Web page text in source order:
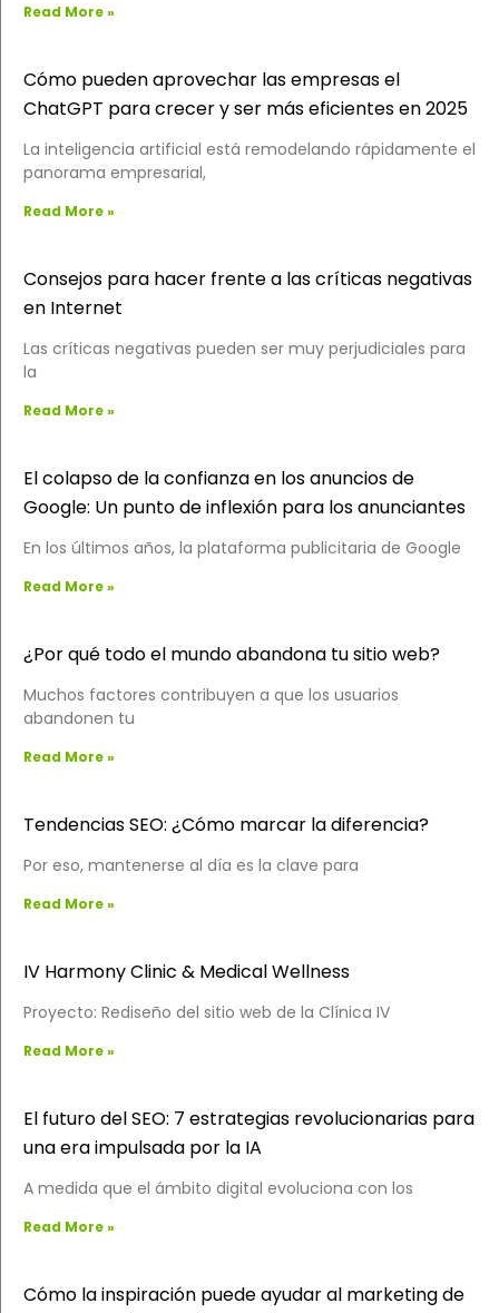
Read More »
Cómo pueden aprovechar las empresas el
ChatGPT para crecer y ser más eficientes en 2025
La inteligencia artificial está remodelando rápidamente el
panorama empresarial,
Read More »
Consejos para hacer frente a las críticas negativas
en Internet
Las críticas negativas pueden ser muy perjudiciales para
la
Read More »
El colapso de la confianza en los anuncios de
Google: Un punto de inflexión para los anunciantes
En los últimos años, la plataforma publicitaria de Google
Read More »
¿Por qué todo el mundo abandona tu sitio web?
Muchos factores contribuyen a que los usuarios
abandonen tu
Read More »
Tendencias SEO: ¿Cómo marcar la diferencia?
Por eso, mantenerse al día es la clave para
Read More »
IV Harmony Clinic & Medical Wellness
Proyecto: Rediseño del sitio web de la Clínica IV
Read More »
El futuro del SEO: 7 estrategias revolucionarias para
una era impulsada por la IA
A medida que el ámbito digital evoluciona con los
Read More »
Cómo la inspiración puede ayudar al marketing de